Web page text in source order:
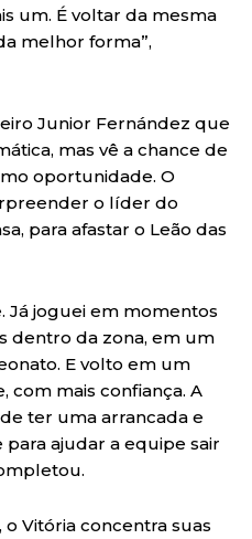
um. É voltar da mesma
melhor forma”,
Junior Fernández que
mas vê a chance de
oportunidade. O
o líder do
para afastar o Leão das
Já joguei em momentos
dentro da zona, em um
E volto em um
mais confiança. A
ter uma arrancada e
ajudar a equipe sair
Vitória concentra suas